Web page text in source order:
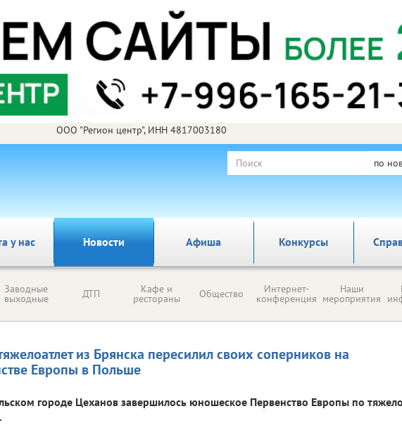
ООО "Регион центр", ИНН 4817003180
по
у нас Новости Афиша Конкурсы
Заводные
выходные ДТП Кафе и
рестораны Общество Интернет-
конференция
Наши
мероприятия
из Брянска пересилил своих соперников на
Европы в Польше
городе Цеханов завершилось юношеское Первенство Европы по